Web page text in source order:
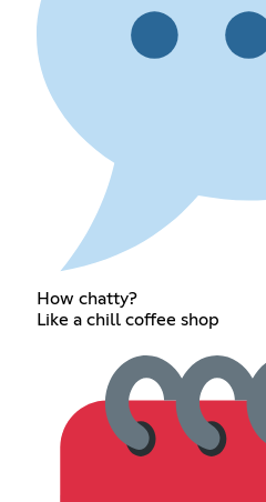
How chatty?
Like a chill coffee shop